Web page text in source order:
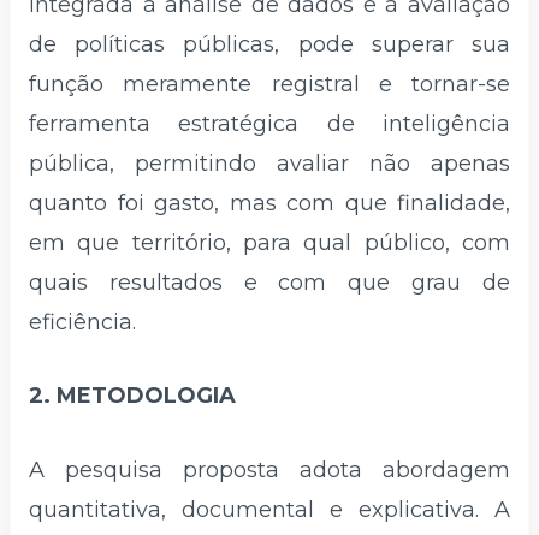
de políticas públicas, pode superar sua
função meramente registral e tornar-se
ferramenta estratégica de inteligência
pública, permitindo avaliar não apenas
quanto foi gasto, mas com que finalidade,
em que território, para qual público, com
quais resultados e com que grau de
eficiência.
2. METODOLOGIA
A pesquisa proposta adota abordagem
quantitativa, documental e explicativa. A